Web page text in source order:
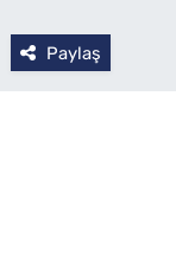
Paylaş